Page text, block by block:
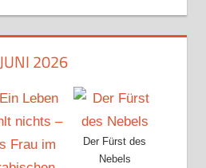
2026
Der Fürst des
Nebels